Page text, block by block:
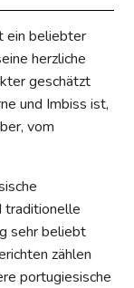
ein beliebter
herzliche
geschätzt
und Imbiss ist,
vom
traditionelle
sehr beliebt
zählen
portugiesische